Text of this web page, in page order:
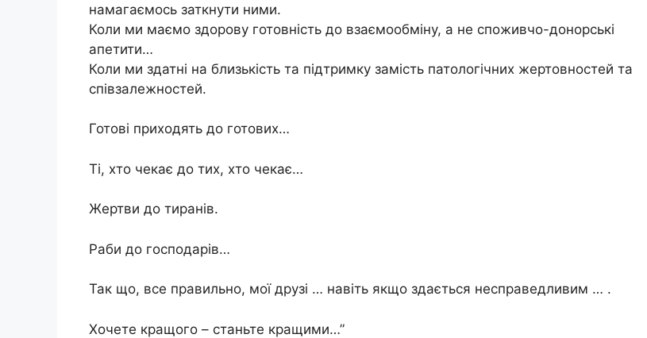
намагаємось заткнути ними.
Коли ми маємо здорову готовність до взаємообміну, а не споживчо-донорські
апетити…
Коли ми здатні на близькість та підтримку замість патологічних жертовностей та
співзалежностей.
Готові приходять до готових…
Ті, хто чекає до тих, хто чекає…
Жертви до тиранів.
Раби до господарів…
Так що, все правильно, мої друзі … навіть якщо здається несправедливим … .
Хочете кращого – станьте кращими…”